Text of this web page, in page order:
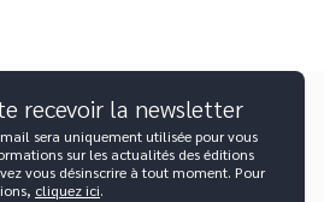
recevoir la newsletter
mail sera uniquement utilisée pour vous
sur les actualités des éditions
vous désinscrire à tout moment. Pour
cliquez ici.